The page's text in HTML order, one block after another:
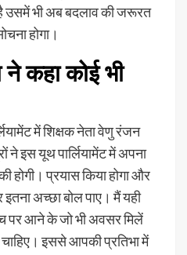
है उसमें भी अब बदलाव की जरूरत
होगा।
ने कहा कोई भी
में शिक्षक नेता वेणु रंजन
ने इस यूथ पार्लियामेंट में अपना
होगी। प्रयास किया होगा और
अच्छा बोल पाए। मैं यही
पर आने के जो भी अवसर मिलें
इससे आपकी प्रतिभा में